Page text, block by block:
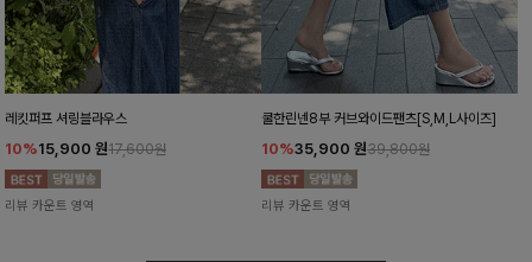
레킷퍼프 셔링블라우스
10%15,900 원17,600원
리뷰 카운트 영역
쿨한린넨8부 커브와이드팬츠[S,M,L사이즈]
10%35,900 원39,800원
리뷰 카운트 영역